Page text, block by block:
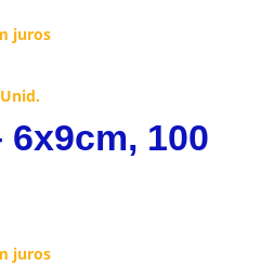
juros
6x9cm, 100
juros